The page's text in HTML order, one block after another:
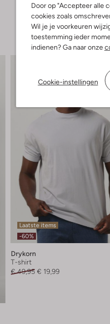
Door op "Accepteer alle
cookies zoals
Wil je je voorkeuren
toestemming ieder
indienen? Ga naar onze
Cookie-instellingen
Laatste items
-60%
Drykorn
T-shirt
€ 49,95 € 19,99